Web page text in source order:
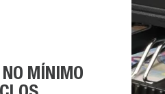
MÍNIMO